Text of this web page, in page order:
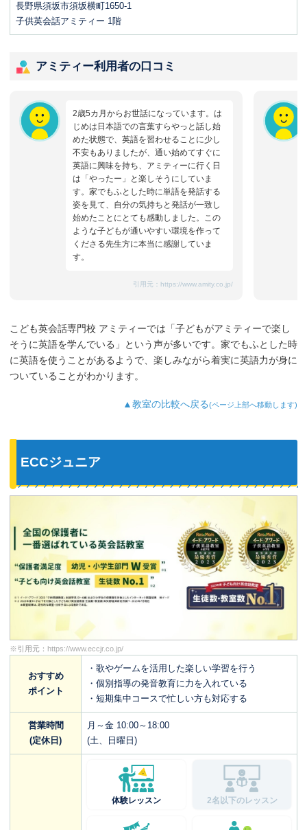
長野県須坂市須坂横町1650-1
子供英会話アミティー 1階
アミティー利用者の口コミ
2歳5カ月からお世話になっています。は
じめは日本語での言葉すらやっと話し始
めた状態で、英語を習わせることに少し
不安もありましたが、通い始めてすぐに
英語に興味を持ち、アミティーに行く日
は「やったー」と楽しそうにしていま
す。家でもふとした時に単語を発話する
姿を見て、自分の気持ちと発話が一致し
始めたことにとても感動しました。この
ような子どもが通いやすい環境を作って
くださる先生方に本当に感謝していま
す。
引用元： https://www.amity.co.jp/
こども英会話専門校 アミティーでは「子どもがアミティーで楽し
そうに英語を学んでいる」という声が多いです。家でもふとした時
に英語を使うことがあるようで、楽しみながら着実に英語力が身に
ついていることがわかります。
▲教室の比較へ戻る(ページ上部へ移動します)
ECCジュニア
※引用元： https://www.eccjr.co.jp/
おすすめ
ポイント
・歌やゲームを活用した楽しい学習を行う
・個別指導の発音教育に力を入れている
・短期集中コースで忙しい方も対応する
営業時間
(定休日)
月～金 10:00～18:00
(土、日曜日)
体験レッスン 2名以下のレッスン